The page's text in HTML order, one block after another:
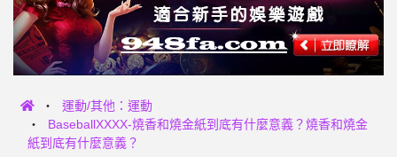
運動/其他：運動
BaseballXXXX-燒香和燒金紙到底有什麼意義？燒香和燒金
紙到底有什麼意義？